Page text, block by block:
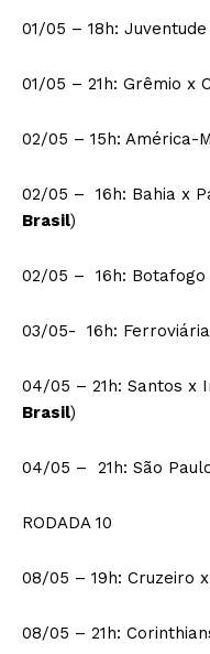
01/05 – 18h:
01/05 – 21h: Grêmio x
02/05 – 15h: América-
02/05 – 16h: Bahia x
Brasil)
02/05 – 16h: Botafogo
03/05- 16h:
04/05 – 21h: Santos x
Brasil)
04/05 – 21h: São
RODADA 10
08/05 – 19h: Cruzeiro
08/05 – 21h: